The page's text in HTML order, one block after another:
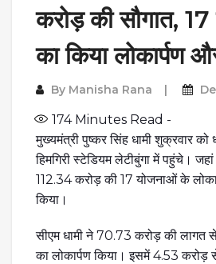
करोड़ की सौगात,
का किया लोकार्पण
By Manisha Rana
174Minutes Read -
मुख्यमंत्री पुष्कर सिंह धामी शुक्रवार को
हिमगिरी स्टेडियम लेटीबुंगा में पहुंचे।
112.34 करोड़ की 17 योजनाओं के
किया।
सीएम धामी ने 70.73 करोड़ की लागत
का लोकार्पण किया। इसमें 4.53 करोड़